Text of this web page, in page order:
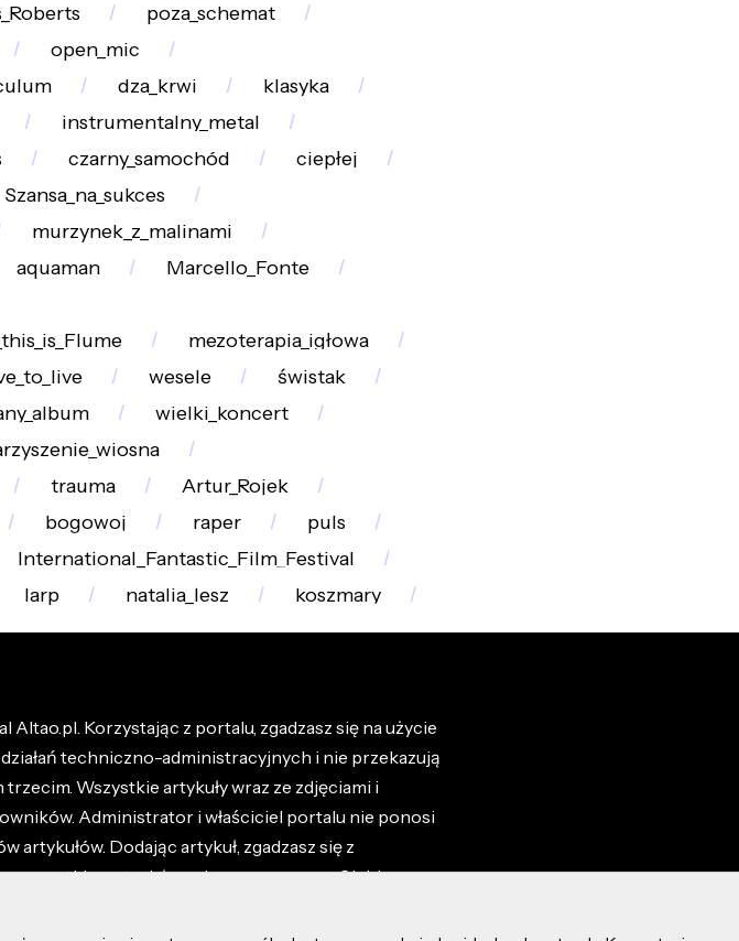
poza_schemat
open_mic
dza_krwi
klasyka
instrumentalny_metal
czarny_samochód
ciepłej
Szansa_na_sukces
murzynek_z_malinami
aquaman
Marcello_Fonte
mezoterapia_igłowa
wesele
świstak
wielki_koncert
trauma
Artur_Rojek
bogowoj raper
puls
International_Fantastic_Film_Festival
larp natalia_lesz koszmary
Korzystając z portalu, zgadzasz się na użycie
techniczno-administracyjnych i nie przekazują
Wszystkie artykuły wraz ze zdjęciami i
Administrator i właściciel portalu nie ponosi
Dodając artykuł, zgadzasz się z
materiały umieszczone przez Ciebie na